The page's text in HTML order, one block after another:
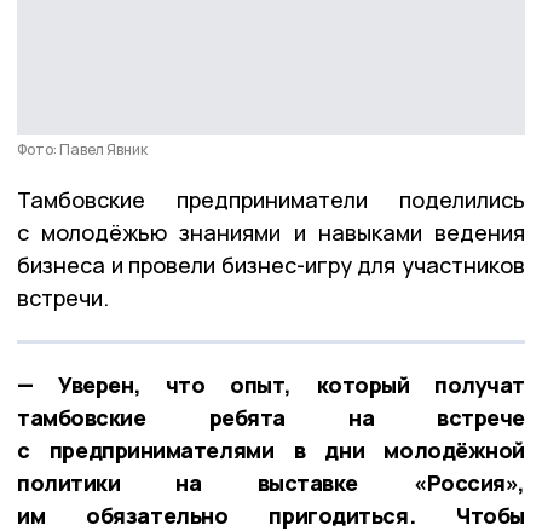
Фото: Павел Явник
Тамбовские предприниматели поделились
с молодёжью знаниями и навыками ведения
бизнеса и провели бизнес-игру для участников
встречи.
— Уверен, что опыт, который получат
тамбовские ребята на встрече
с предпринимателями в дни молодёжной
политики на выставке «Россия»,
им обязательно пригодиться. Чтобы